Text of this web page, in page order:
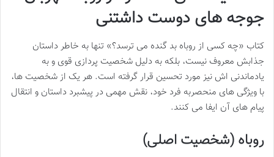
جوجه های دوست داشتنی
کتاب «چه کسی از روباه بد گنده می ترسد؟» تنها به خاطر داستان
جذابش معروف نیست، بلکه به دلیل شخصیت پردازی قوی و به
یادماندنی اش نیز مورد تحسین قرار گرفته است. هر یک از شخصیت ها،
با ویژگی های منحصربه فرد خود، نقش مهمی در پیشبرد داستان و انتقال
پیام های آن ایفا می کنند.
روباه (شخصیت اصلی)